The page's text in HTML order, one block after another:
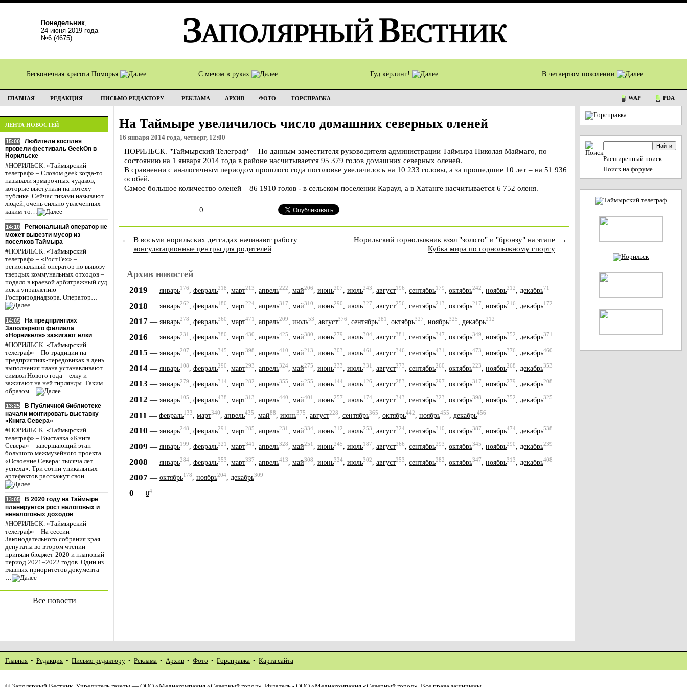
Понедельник,
24 июня 2019 года
№6 (4675)
Бесконечная красота Поморья С мечом в руках Гуд кёрлинг! В четвертом поколении
ГЛАВНАЯ РЕДАКЦИЯ ПИСЬМО РЕДАКТОРУ РЕКЛАМА АРХИВ ФОТО ГОРСПРАВКА WAP PDA
ЛЕНТА НОВОСТЕЙ
15:00
Любители косплея
провели фестиваль GeekOn в
Норильске
#НОРИЛЬСК. «Таймырский
телеграф» – Словом geek когда-то
называли ярмарочных чудаков,
которые выступали на потеху
публике. Сейчас гиками называют
людей, очень сильно увлеченных
каким-то…
14:10
Региональный оператор не
может вывезти мусор из
поселков Таймыра
#НОРИЛЬСК. «Таймырский
телеграф» – «РостТех» –
региональный оператор по вывозу
твердых коммунальных отходов –
подало в краевой арбитражный суд
иск к управлению
Росприроднадзора. Оператор…
14:05
На предприятиях
Заполярного филиала
«Норникеля» зажигают елки
#НОРИЛЬСК. «Таймырский
телеграф» – По традиции на
предприятиях-передовиках в день
выполнения плана устанавливают
символ Нового года – елку и
зажигают на ней гирлянды. Таким
образом…
13:25
В Публичной библиотеке
начали монтировать выставку
«Книга Севера»
#НОРИЛЬСК. «Таймырский
телеграф» – Выставка «Книга
Севера» – завершающий этап
большого межмузейного проекта
«Освоение Севера: тысяча лет
успеха». Три сотни уникальных
артефактов расскажут свои…
13:05
В 2020 году на Таймыре
планируется рост налоговых и
неналоговых доходов
#НОРИЛЬСК. «Таймырский
телеграф» – На сессии
Законодательного собрания края
депутаты во втором чтении
приняли бюджет-2020 и плановый
период 2021–2022 годов. Один из
главных приоритетов документа –
…
Все новости
На Таймыре увеличилось число домашних северных оленей
16 января 2014 года, четверг, 12:00
НОРИЛЬСК. "Таймырский Телеграф" – По данным заместителя руководителя администрации Таймыра Николая Маймаго, по
состоянию на 1 января 2014 года в районе насчитывается 95 379 голов домашних северных оленей.
В сравнении с аналогичным периодом прошлого года поголовье увеличилось на 10 233 головы, а за прошедшие 10 лет – на 51 936
особей.
Самое большое количество оленей – 86 1910 голов - в сельском поселении Караул, а в Хатанге насчитывается 6 752 оленя.
0
←
В восьми норильских детсадах начинают работу
консультационные центры для родителей
Норильский горнолыжник взял "золото" и "бронзу" на этапе
Кубка мира по горнолыжному спорту
→
Архив новостей
2019 — январь176 февраль218 март213 апрель222 май206 июнь207 июль243 август196 сентябрь179 октябрь242 ноябрь212 декабрь71
2018 — январь262, февраль180, март224, апрель317, май310, июнь290, июль327, август256, сентябрь213, октябрь217, ноябрь216, декабрь172
2017 — январь278 февраль360 март471 апрель209 июль53 август376 сентябрь281 октябрь327 ноябрь325 декабрь212
2016 — январь231, февраль380, март430, апрель425, май380, июнь279, июль304, август381, сентябрь347, октябрь349, ноябрь352, декабрь371
2015 — январь207 февраль345 март398 апрель410 май213 июнь303 июль461 август346 сентябрь431 октябрь473 ноябрь376 декабрь460
2014 — январь108, февраль290, март293, апрель324, май275, июнь233, июль331, август273, сентябрь260, октябрь223, ноябрь268, декабрь353
2013 — январь279 февраль314 март282 апрель355 май255 июнь144 июль126 август283 сентябрь297 октябрь317 ноябрь279 декабрь208
2012 — январь105 февраль438 март313 апрель440 май401 июнь257 июль174 август343 сентябрь323 октябрь398 ноябрь352 декабрь325
2011 — февраль133, март340, апрель435, май88, июнь375, август228, сентябрь365, октябрь442, ноябрь455, декабрь456
2010 — январь248 февраль291 март285 апрель231 май334 июнь312 июль253 август324 сентябрь310 октябрь387 ноябрь474 декабрь538
2009 — январь199, февраль321, март341, апрель328, май251, июнь245, июль187, август266, сентябрь293, октябрь345, ноябрь290, декабрь239
2008 — январь284 февраль353 март337 апрель413 май308 июнь324 июль302 август253 сентябрь282 октябрь347 ноябрь313 декабрь408
2007 — октябрь178, ноябрь204, декабрь309
0 — 04
Расширенный поиск
Поиск на форуме
Главная • Редакция • Письмо редактору • Реклама • Архив • Фото • Горсправка • Карта сайта